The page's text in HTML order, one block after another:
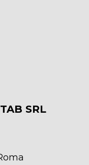
SRL